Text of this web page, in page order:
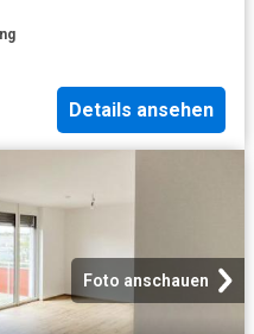
Details ansehen
Foto anschauen